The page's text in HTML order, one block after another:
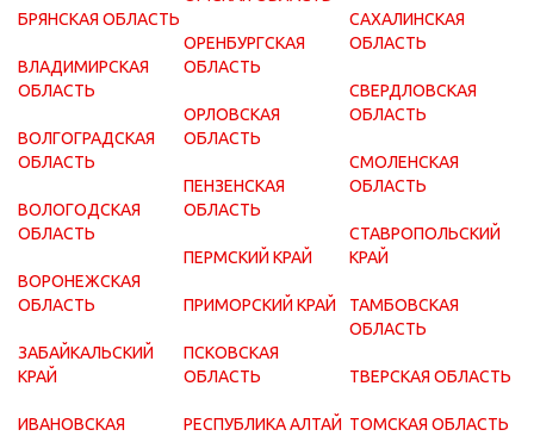
БРЯНСКАЯ ОБЛАСТЬ
ВЛАДИМИРСКАЯ
ОБЛАСТЬ
ВОЛГОГРАДСКАЯ
ОБЛАСТЬ
ВОЛОГОДСКАЯ
ОБЛАСТЬ
ВОРОНЕЖСКАЯ
ОБЛАСТЬ
ЗАБАЙКАЛЬСКИЙ
КРАЙ
ИВАНОВСКАЯ
ОРЕНБУРГСКАЯ
ОБЛАСТЬ
ОРЛОВСКАЯ
ОБЛАСТЬ
ПЕНЗЕНСКАЯ
ОБЛАСТЬ
ПЕРМСКИЙ КРАЙ
ПРИМОРСКИЙ КРАЙ
ПСКОВСКАЯ
ОБЛАСТЬ
РЕСПУБЛИКА АЛТАЙ
САХАЛИНСКАЯ
ОБЛАСТЬ
СВЕРДЛОВСКАЯ
ОБЛАСТЬ
СМОЛЕНСКАЯ
ОБЛАСТЬ
СТАВРОПОЛЬСКИЙ
КРАЙ
ТАМБОВСКАЯ
ОБЛАСТЬ
ТВЕРСКАЯ ОБЛАСТЬ
ТОМСКАЯ ОБЛАСТЬ